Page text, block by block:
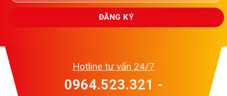
Hotline tư vấn 24/7
0964.523.321 -